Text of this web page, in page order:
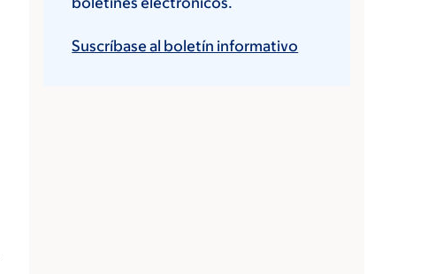
Suscríbase al boletín informativo